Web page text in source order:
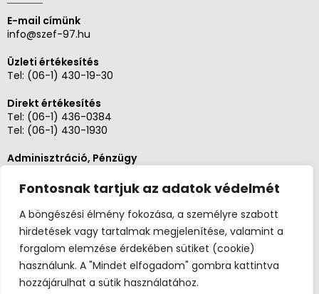
Fontosnak tartjuk az adatok védelmét
A böngészési élmény fokozása, a személyre szabott
hirdetések vagy tartalmak megjelenítése, valamint a
forgalom elemzése érdekében sütiket (cookie)
használunk. A "Mindet elfogadom" gombra kattintva
hozzájárulhat a sütik használatához.
E-mail címünk
info@szef-97.hu
Üzleti értékesítés
Tel: (06-1) 430-19-30
Direkt értékesítés
Tel: (06-1) 436-0384
Tel: (06-1) 430-1930
Adminisztráció, Pénzügy
Szerviz és karbantartás
Tel: (06-20)3268654
Tel: (06-1) 436-0384